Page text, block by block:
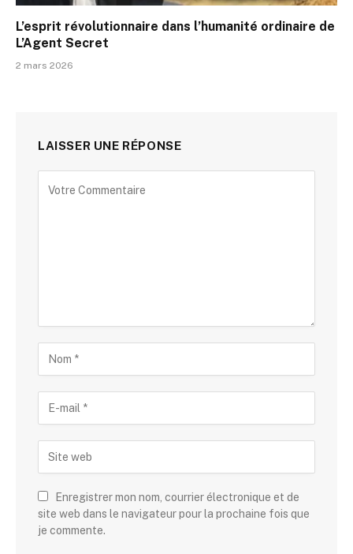
L’esprit révolutionnaire dans l’humanité ordinaire de
L’Agent Secret
2 mars 2026
LAISSER UNE RÉPONSE
Enregistrer mon nom, courrier électronique et de
site web dans le navigateur pour la prochaine fois que
je commente.